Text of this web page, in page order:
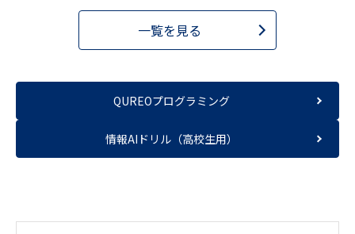
一覧を見る
QUREOプログラミング
情報AIドリル（高校生用）